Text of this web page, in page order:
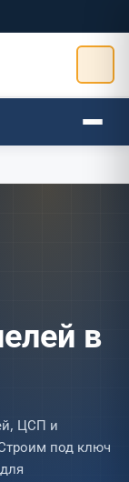
в
ЦСП и
под ключ